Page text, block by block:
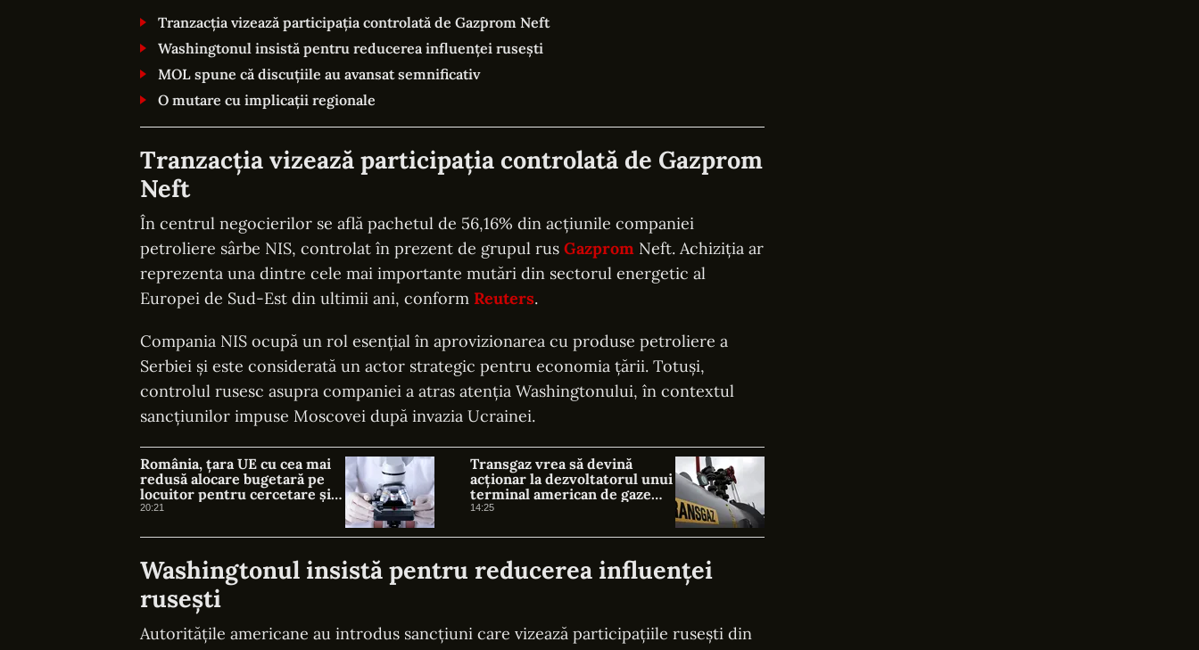
Tranzacția vizează participația controlată de Gazprom Neft
Washingtonul insistă pentru reducerea influenței rusești
MOL spune că discuțiile au avansat semnificativ
O mutare cu implicații regionale
Tranzacția vizează participația controlată de Gazprom
Neft
În centrul negocierilor se află pachetul de 56,16% din acțiunile companiei
petroliere sârbe NIS, controlat în prezent de grupul rus Gazprom Neft. Achiziția ar
reprezenta una dintre cele mai importante mutări din sectorul energetic al
Europei de Sud-Est din ultimii ani, conform Reuters.
Compania NIS ocupă un rol esențial în aprovizionarea cu produse petroliere a
Serbiei și este considerată un actor strategic pentru economia țării. Totuși,
controlul rusesc asupra companiei a atras atenția Washingtonului, în contextul
sancțiunilor impuse Moscovei după invazia Ucrainei.
România, țara UE cu cea mai
redusă alocare bugetară pe
locuitor pentru cercetare și
dezvoltare, în 2025
20:21
Transgaz vrea să devină
acționar la dezvoltatorul unui
terminal american de gaze
naturale lichefiate
14:25
Washingtonul insistă pentru reducerea influenței
rusești
Autoritățile americane au introdus sancțiuni care vizează participațiile rusești din